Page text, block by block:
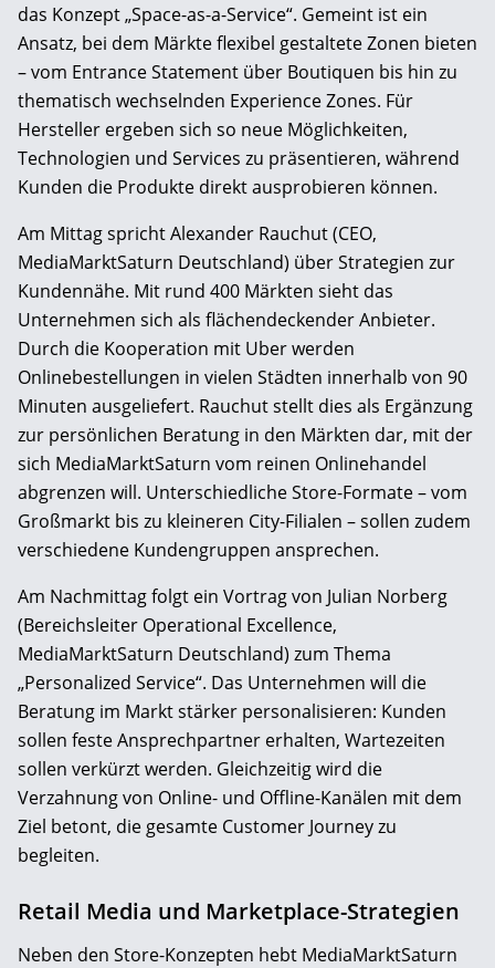
das Konzept „Space-as-a-Service“. Gemeint ist ein
Ansatz, bei dem Märkte flexibel gestaltete Zonen bieten
– vom Entrance Statement über Boutiquen bis hin zu
thematisch wechselnden Experience Zones. Für
Hersteller ergeben sich so neue Möglichkeiten,
Technologien und Services zu präsentieren, während
Kunden die Produkte direkt ausprobieren können.
Am Mittag spricht Alexander Rauchut (CEO,
MediaMarktSaturn Deutschland) über Strategien zur
Kundennähe. Mit rund 400 Märkten sieht das
Unternehmen sich als flächendeckender Anbieter.
Durch die Kooperation mit Uber werden
Onlinebestellungen in vielen Städten innerhalb von 90
Minuten ausgeliefert. Rauchut stellt dies als Ergänzung
zur persönlichen Beratung in den Märkten dar, mit der
sich MediaMarktSaturn vom reinen Onlinehandel
abgrenzen will. Unterschiedliche Store-Formate – vom
Großmarkt bis zu kleineren City-Filialen – sollen zudem
verschiedene Kundengruppen ansprechen.
Am Nachmittag folgt ein Vortrag von Julian Norberg
(Bereichsleiter Operational Excellence,
MediaMarktSaturn Deutschland) zum Thema
„Personalized Service“. Das Unternehmen will die
Beratung im Markt stärker personalisieren: Kunden
sollen feste Ansprechpartner erhalten, Wartezeiten
sollen verkürzt werden. Gleichzeitig wird die
Verzahnung von Online- und Offline-Kanälen mit dem
Ziel betont, die gesamte Customer Journey zu
begleiten.
Retail Media und Marketplace-Strategien
Neben den Store-Konzepten hebt MediaMarktSaturn